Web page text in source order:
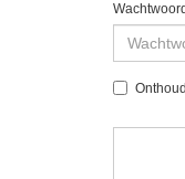
Wachtwoord